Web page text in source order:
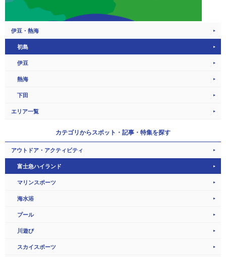
伊豆・熱海
初島
伊豆
熱海
下田
エリア一覧
カテゴリからスポット・記事・特集を探す
アウトドア・アクティビティ
富士急ハイランド
マリンスポーツ
海水浴
プール
川遊び
スカイスポーツ